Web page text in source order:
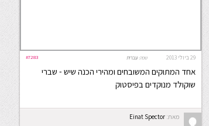
29 ביולי 2013 #7283 שפה: עברית
אחד המתוקים המשובחים ומהירי הכנה שיש - שברי
שוקולד מנוקדים בפיסטוק
מאת: Einat Spector